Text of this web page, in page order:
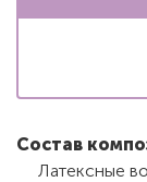
Состав
Латексные